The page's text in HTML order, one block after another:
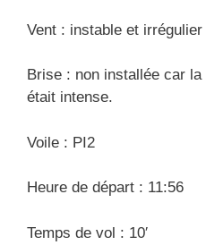
Vent : instable et irrégulier
Brise : non installée car
était intense.
Voile : PI2
Heure de départ : 11:56
Temps de vol : 10′